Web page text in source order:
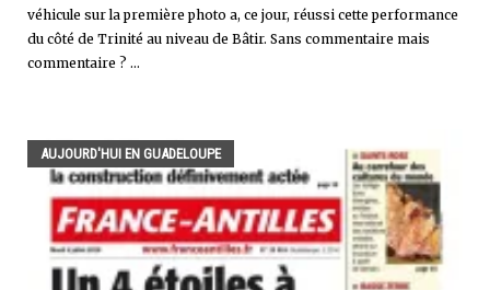
véhicule sur la première photo a, ce jour, réussi cette performance
du côté de Trinité au niveau de Bâtir. Sans commentaire mais
commentaire ? ...
AUJOURD'HUI EN GUADELOUPE